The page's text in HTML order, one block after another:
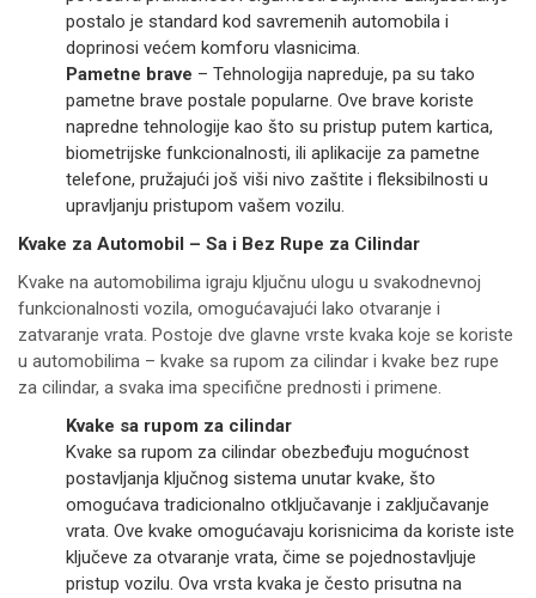
postalo je standard kod savremenih automobila i
doprinosi većem komforu vlasnicima.
Pametne brave – Tehnologija napreduje, pa su tako
pametne brave postale popularne. Ove brave koriste
napredne tehnologije kao što su pristup putem kartica,
biometrijske funkcionalnosti, ili aplikacije za pametne
telefone, pružajući još viši nivo zaštite i fleksibilnosti u
upravljanju pristupom vašem vozilu.
Kvake za Automobil – Sa i Bez Rupe za Cilindar
Kvake na automobilima igraju ključnu ulogu u svakodnevnoj
funkcionalnosti vozila, omogućavajući lako otvaranje i
zatvaranje vrata. Postoje dve glavne vrste kvaka koje se koriste
u automobilima – kvake sa rupom za cilindar i kvake bez rupe
za cilindar, a svaka ima specifične prednosti i primene.
Kvake sa rupom za cilindar
Kvake sa rupom za cilindar obezbeđuju mogućnost
postavljanja ključnog sistema unutar kvake, što
omogućava tradicionalno otključavanje i zaključavanje
vrata. Ove kvake omogućavaju korisnicima da koriste iste
ključeve za otvaranje vrata, čime se pojednostavljuje
pristup vozilu. Ova vrsta kvaka je često prisutna na